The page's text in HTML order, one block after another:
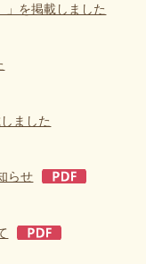
」を掲載しました
ました
らせ